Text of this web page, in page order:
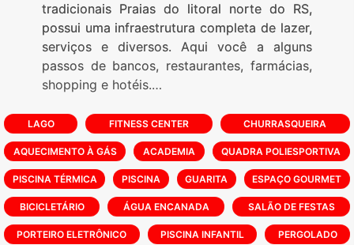
tradicionais Praias do litoral norte do RS,
possui uma infraestrutura completa de lazer,
serviços e diversos. Aqui você a alguns
passos de bancos, restaurantes, farmácias,
shopping e hotéis.
Dubai Resort Residencial uma delas
combinará perfeitamente com seu estilo de
vida: 40 mil m² e 20 opções de puro lazer.
Dubai Beach:
-Palm pool, quadra de futebol de areia,
quadra de vôlei de Praia, espelho d`água
LAGO FITNESS CENTER CHURRASQUEIRA
AQUECIMENTO À GÁS ACADEMIA QUADRA POLIESPORTIVA
PISCINA TÉRMICA PISCINA GUARITA ESPAÇO GOURMET
BICICLETÁRIO ÁGUA ENCANADA SALÃO DE FESTAS
PORTEIRO ELETRÔNICO PISCINA INFANTIL PERGOLADO